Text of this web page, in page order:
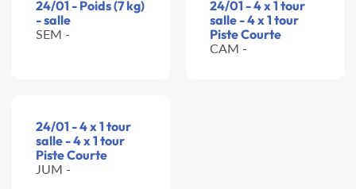
24/01 - Poids (7 kg)
- salle
SEM -
24/01 - 4 x 1 tour
salle - 4 x 1 tour
Piste Courte
CAM -
24/01 - 4 x 1 tour
salle - 4 x 1 tour
Piste Courte
JUM -